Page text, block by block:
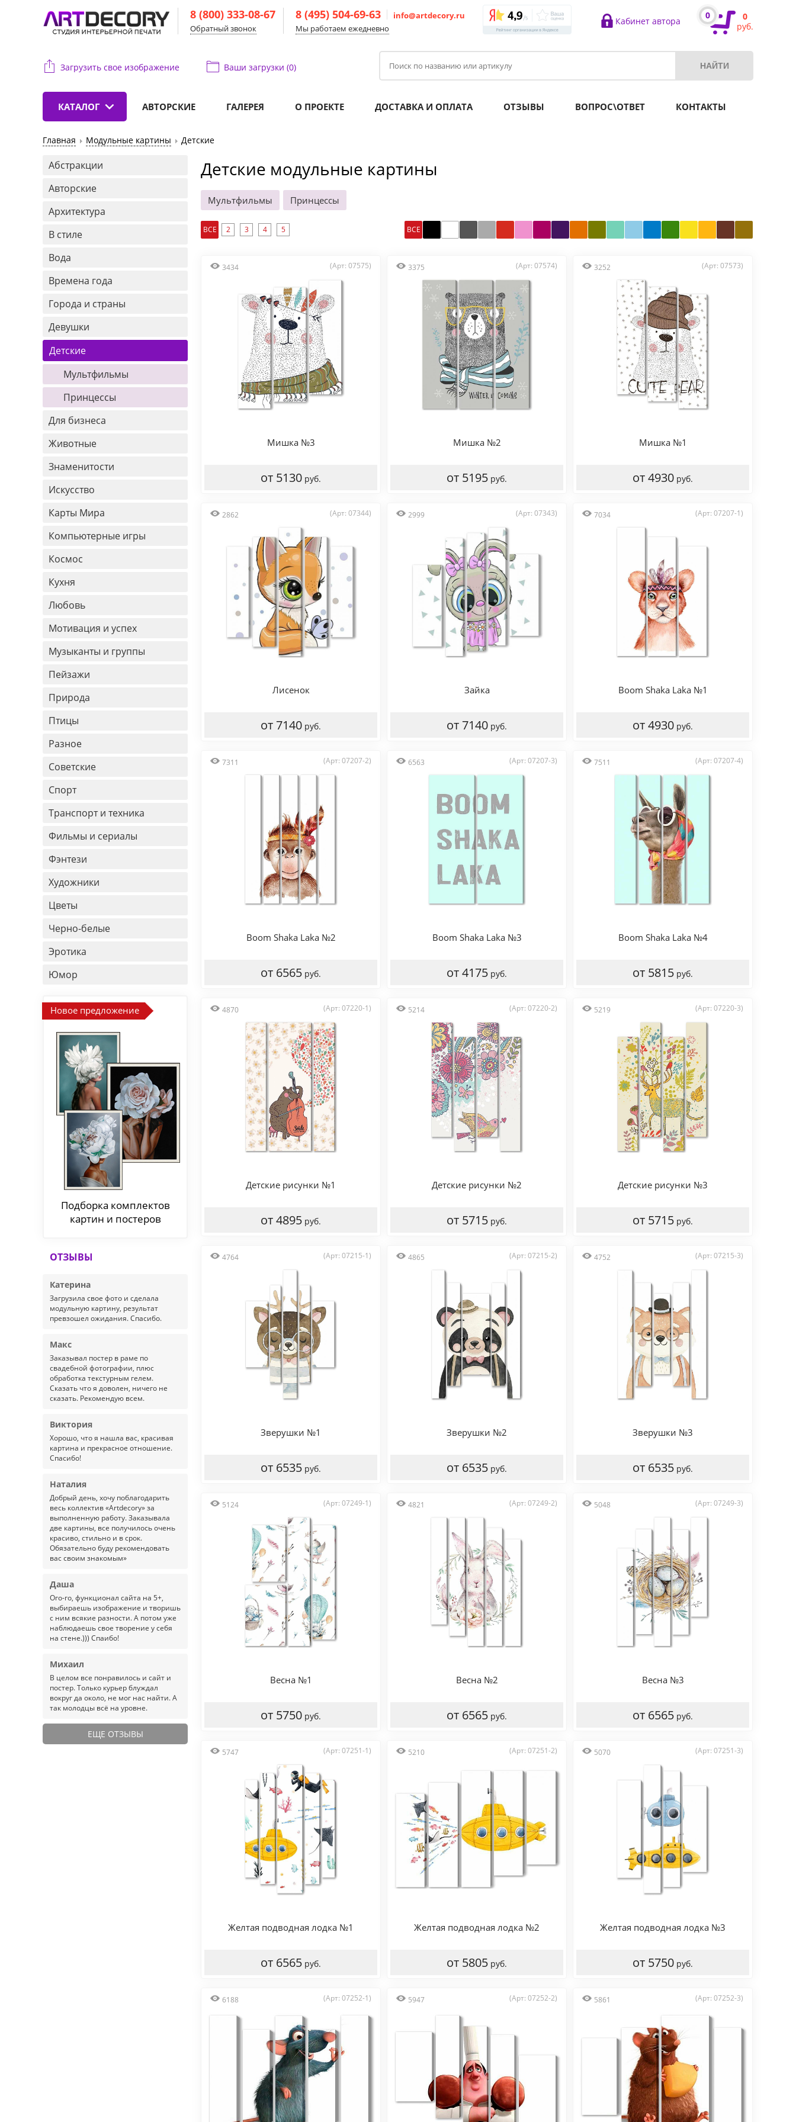
8 (800) 333-08-67
Обратный звонок
8 (495) 504-69-63
info@artdecory.ru
Мы работаем ежедневно
Кабинет автора
0
0
руб.
Загрузить свое изображение Ваши загрузки (0)
КАТАЛОГ АВТОРСКИЕ ГАЛЕРЕЯ О ПРОЕКТЕ ДОСТАВКА И ОПЛАТА ОТЗЫВЫ ВОПРОС\ОТВЕТ КОНТАКТЫ
Главная Модульные картины Детские
Абстракции
Авторские
Архитектура
В стиле
Вода
Времена года
Города и страны
Девушки
Детские
Мультфильмы
Принцессы
Для бизнеса
Животные
Знаменитости
Искусство
Карты Мира
Компьютерные игры
Космос
Кухня
Любовь
Мотивация и успех
Музыканты и группы
Пейзажи
Природа
Птицы
Разное
Советские
Спорт
Транспорт и техника
Фильмы и сериалы
Фэнтези
Художники
Цветы
Черно-белые
Эротика
Юмор
Новое предложение
Подборка комплектов
картин и постеров
ОТЗЫВЫ
Катерина
Загрузила свое фото и сделала
модульную картину, результат
превзошел ожидания. Спасибо.
Макс
Заказывал постер в раме по
свадебной фотографии, плюс
обработка текстурным гелем.
Сказать что я доволен, ничего не
сказать. Рекомендую всем.
Виктория
Хорошо, что я нашла вас, красивая
картина и прекрасное отношение.
Спасибо!
Наталия
Добрый день, хочу поблагодарить
весь коллектив «Artdecory» за
выполненную работу. Заказывала
две картины, все получилось очень
красиво, стильно и в срок.
Обязательно буду рекомендовать
вас своим знакомым»
Даша
Ого-го, функционал сайта на 5+,
выбираешь изображение и творишь
с ним всякие разности. А потом уже
наблюдаешь свое творение у себя
на стене.))) Спаибо!
Михаил
В целом все понравилось и сайт и
постер. Только курьер блуждал
вокруг да около, не мог нас найти. А
так молодцы всё на уровне.
ЕЩЕ ОТЗЫВЫ
Детские модульные картины
Мультфильмы Принцессы
ВСЕ 2 3 4 5 ВСЕ
3434 (Арт: 07575)
Мишка №3
от 5130 руб.
3375 (Арт: 07574)
Мишка №2
от 5195 руб.
3252 (Арт: 07573)
Мишка №1
от 4930 руб.
2862 (Арт: 07344)
Лисенок
от 7140 руб.
2999 (Арт: 07343)
Зайка
от 7140 руб.
7034 (Арт: 07207-1)
Boom Shaka Laka №1
от 4930 руб.
7311 (Арт: 07207-2)
Boom Shaka Laka №2
от 6565 руб.
6563 (Арт: 07207-3)
Boom Shaka Laka №3
от 4175 руб.
7511 (Арт: 07207-4)
Boom Shaka Laka №4
от 5815 руб.
4870 (Арт: 07220-1)
Детские рисунки №1
от 4895 руб.
5214 (Арт: 07220-2)
Детские рисунки №2
от 5715 руб.
5219 (Арт: 07220-3)
Детские рисунки №3
от 5715 руб.
4764 (Арт: 07215-1)
Зверушки №1
от 6535 руб.
4865 (Арт: 07215-2)
Зверушки №2
от 6535 руб.
4752 (Арт: 07215-3)
Зверушки №3
от 6535 руб.
5124 (Арт: 07249-1)
Весна №1
от 5750 руб.
4821 (Арт: 07249-2)
Весна №2
от 6565 руб.
5048 (Арт: 07249-3)
Весна №3
от 6565 руб.
5747 (Арт: 07251-1)
Желтая подводная лодка №1
от 6565 руб.
5210 (Арт: 07251-2)
Желтая подводная лодка №2
от 5805 руб.
5070 (Арт: 07251-3)
Желтая подводная лодка №3
от 5750 руб.
6188 (Арт: 07252-1) 5947 (Арт: 07252-2) 5861 (Арт: 07252-3)